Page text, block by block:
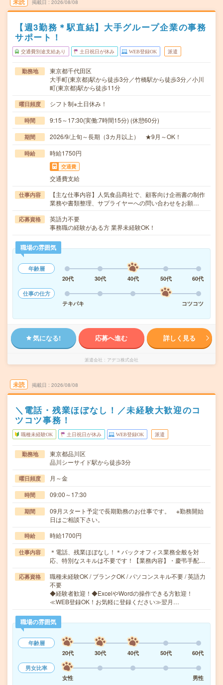
掲載日 2026/08/08
【週3勤務＊駅直結】大手グループ企業の事務
サポート！
交通費別途支給あり 土日祝日が休み WEB登録OK 派遣
勤務地
東京都千代田区
大手町(東京都)駅から徒歩3分／竹橋駅から徒歩3分／小川
町(東京都)駅から徒歩11分
曜日頻度 シフト制※土日休み！
時間 9:15～17:30(実働:7時間15分) (休憩60分)
期間 2026/9/上旬～長期（3カ月以上） ★9月～OK！
時給 時給1750円
交通費
交通費支給
仕事内容
【主な仕事内容】人気食品商社で、顧客向け企画書の制作
業務や書類整理、サプライヤーへの問い合わせをお願…
応募資格
英語力不要
事務職の経験がある方 業界未経験OK！
職場の雰囲気
年齢層
20代
30代 40代 50代
60代
仕事の仕方
テキパキ
コツコツ
気になる! 応募へ進む 詳しく見る
派遣会社 アデコ株式会社
未読 掲載日 2026/08/08
＼電話・残業ほぼなし！／未経験大歓迎のコ
ツコツ事務！
職種未経験OK 土日祝日が休み WEB登録OK 派遣
勤務地
東京都品川区
品川シーサイド駅から徒歩3分
曜日頻度 月～金
時間 09:00～17:30
期間
09月スタート予定で長期勤務のお仕事です。 ※勤務開始
日はご相談下さい。
時給 時給1700円
仕事内容
＊電話、残業ほぼなし！＊バックオフィス業務全般を対
応、特別なスキルは不要です！【業務内容】・慶弔手配…
応募資格
職種未経験OK / ブランクOK / パソコンスキル不要 / 英語力
不要
◆経験者歓迎！◆ExcelやWordの操作できる方歓迎！
≪WEB登録OK！お気軽に登録ください≫翌月…
職場の雰囲気
年齢層
20代
30代 40代 50代
60代
男女比率
女性
男性